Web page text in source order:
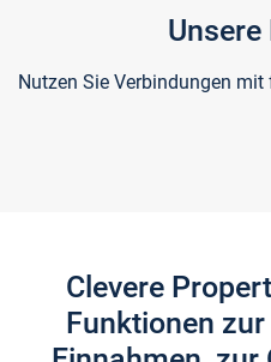
Nutzen Sie Verbindungen
Clevere
Funktionen